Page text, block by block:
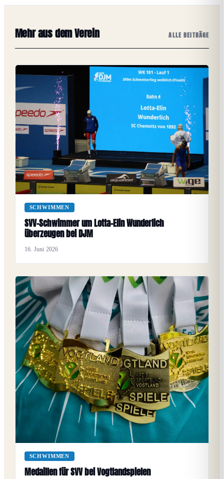
Mehr aus dem Verein ALLE BEITRÄGE
SCHWIMMEN
SVV-Schwimmer um Lotta-Elin Wunderlich
überzeugen bei DJM
16. Juni 2026
SCHWIMMEN
Medaillen für SVV bei Vogtlandspielen